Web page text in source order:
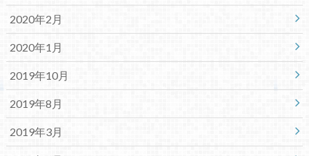
2020年2月
2020年1月
2019年10月
2019年8月
2019年3月